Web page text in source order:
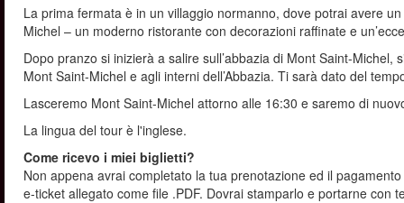
La prima fermata è in un villaggio normanno, dove potrai avere
Michel – un moderno ristorante con decorazioni raffinate e
Dopo pranzo si inizierà a salire sull’abbazia di Mont Saint-
Mont Saint-Michel e agli interni dell’Abbazia. Ti sarà dato del
Lasceremo Mont Saint-Michel attorno alle 16:30 e saremo di
La lingua del tour è l'inglese.
Come ricevo i miei biglietti?
Non appena avrai completato la tua prenotazione ed il
e-ticket allegato come file .PDF. Dovrai stamparlo e portarne con